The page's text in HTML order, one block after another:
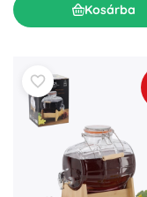
Kosárba